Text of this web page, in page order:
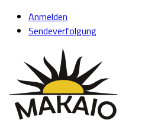
Skip
Skip Anmelden
Sendeverfolgung